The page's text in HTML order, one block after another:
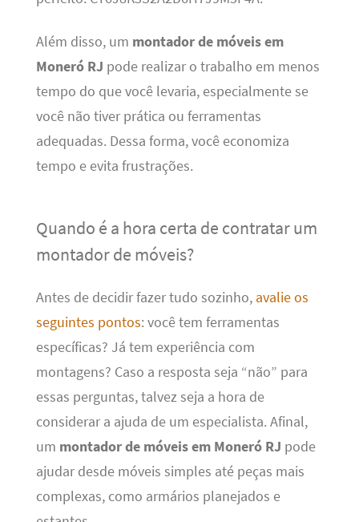
Além disso, um montador de móveis em
Moneró RJ pode realizar o trabalho em menos
tempo do que você levaria, especialmente se
você não tiver prática ou ferramentas
adequadas. Dessa forma, você economiza
tempo e evita frustrações.
Quando é a hora certa de contratar um
montador de móveis?
Antes de decidir fazer tudo sozinho, avalie os
seguintes pontos: você tem ferramentas
específicas? Já tem experiência com
montagens? Caso a resposta seja “não” para
essas perguntas, talvez seja a hora de
considerar a ajuda de um especialista. Afinal,
um montador de móveis em Moneró RJ pode
ajudar desde móveis simples até peças mais
complexas, como armários planejados e